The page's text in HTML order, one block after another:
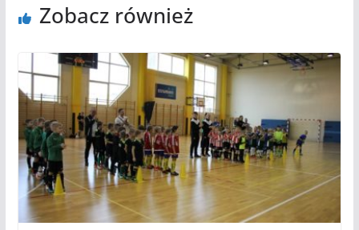
Zobacz również